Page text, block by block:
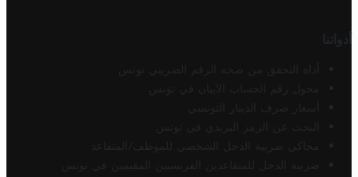
أدواتنا
أداة التحقق من صحة الرقم الضريبي تونس
محول رقم الحساب الآيبان في تونس
أسعار صرف الدينار التونسي
البحث عن الرمز البريدي في تونس
محاكي ضريبة الدخل الشخصي للموظف/المتقاعد
ضريبة الدخل للمتقاعدين الفرنسيين المقيمين في تونس